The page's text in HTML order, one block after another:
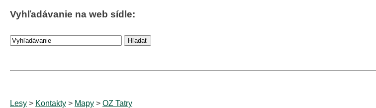
Vyhľadávanie na web sídle:
Lesy > Kontakty > Mapy > OZ Tatry